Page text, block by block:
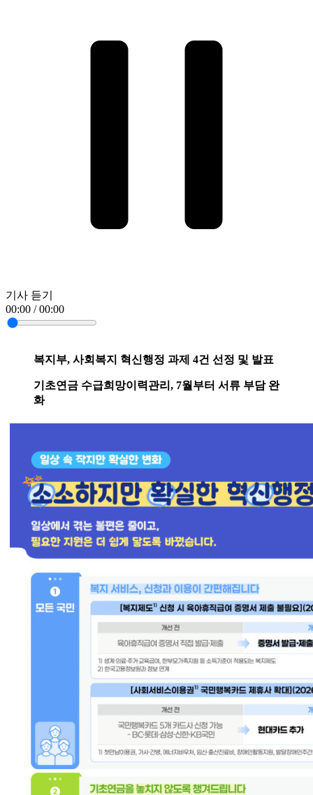
기사 듣기
00:00 / 00:00
복지부, 사회복지 혁신행정 과제 4건 선정 및 발표
기초연금 수급희망이력관리, 7월부터 서류 부담 완
화